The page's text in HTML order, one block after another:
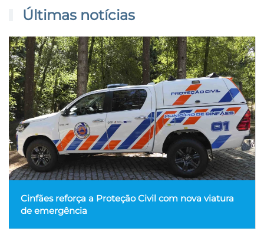
Últimas notícias
Cinfães reforça a Proteção Civil com nova viatura
de emergência